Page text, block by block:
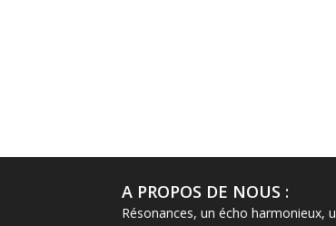
A PROPOS DE NOUS :
Résonances, un écho harmonieux,